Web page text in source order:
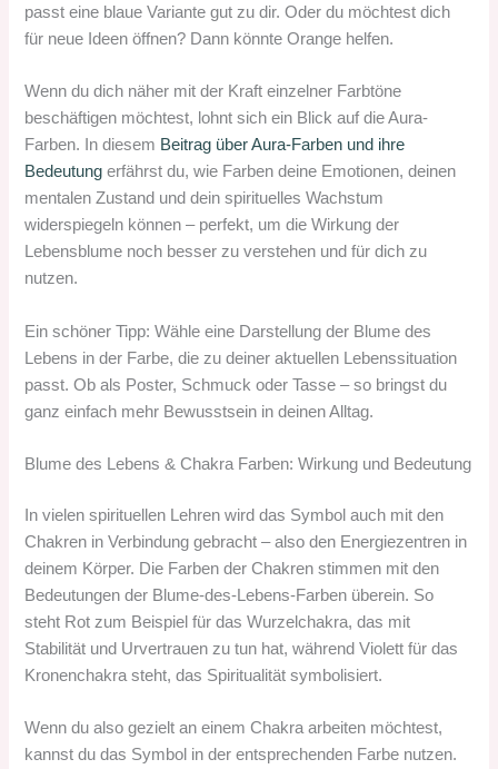
passt eine blaue Variante gut zu dir. Oder du möchtest dich
für neue Ideen öffnen? Dann könnte Orange helfen.
Wenn du dich näher mit der Kraft einzelner Farbtöne
beschäftigen möchtest, lohnt sich ein Blick auf die Aura-
Farben. In diesem Beitrag über Aura-Farben und ihre
Bedeutung erfährst du, wie Farben deine Emotionen, deinen
mentalen Zustand und dein spirituelles Wachstum
widerspiegeln können – perfekt, um die Wirkung der
Lebensblume noch besser zu verstehen und für dich zu
nutzen.
Ein schöner Tipp: Wähle eine Darstellung der Blume des
Lebens in der Farbe, die zu deiner aktuellen Lebenssituation
passt. Ob als Poster, Schmuck oder Tasse – so bringst du
ganz einfach mehr Bewusstsein in deinen Alltag.
Blume des Lebens & Chakra Farben: Wirkung und Bedeutung
In vielen spirituellen Lehren wird das Symbol auch mit den
Chakren in Verbindung gebracht – also den Energiezentren in
deinem Körper. Die Farben der Chakren stimmen mit den
Bedeutungen der Blume-des-Lebens-Farben überein. So
steht Rot zum Beispiel für das Wurzelchakra, das mit
Stabilität und Urvertrauen zu tun hat, während Violett für das
Kronenchakra steht, das Spiritualität symbolisiert.
Wenn du also gezielt an einem Chakra arbeiten möchtest,
kannst du das Symbol in der entsprechenden Farbe nutzen.